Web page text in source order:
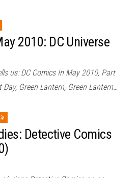
2010: DC Universe
us: DC Comics In May 2010, Part
Day, Green Lantern, Green Lantern…
Detective Comics